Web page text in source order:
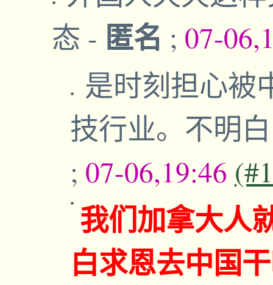
态 - 匿名 ; 07-
是时刻担心被
技行业。不明
; 07-06,19:46
我们加拿大人
白求恩去中国